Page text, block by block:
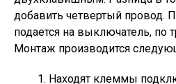
добавить четвертый провод.
подается на выключатель, по
Монтаж производится
Находят клеммы